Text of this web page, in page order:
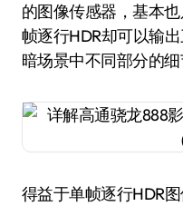
的图像传感器，基本
帧逐行HDR却可以输
暗场景中不同部分的细
得益于单帧逐行HDR